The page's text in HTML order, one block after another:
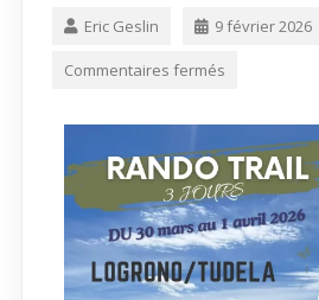
Eric Geslin 9 février 2026
Commentaires fermés